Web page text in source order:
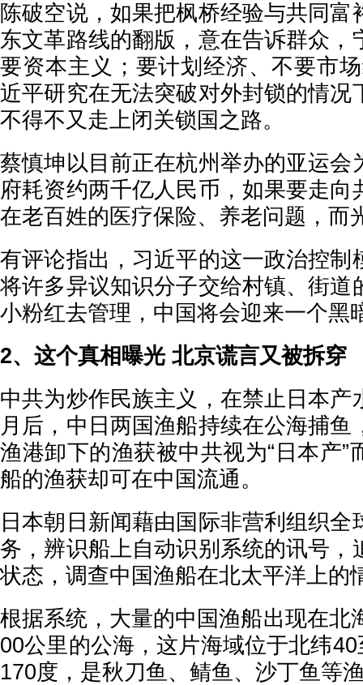
陈破空说，如果把枫桥经验与共同富
东文革路线的翻版，意在告诉群众，
要资本主义；要计划经济、不要市
近平研究在无法突破对外封锁的情况
不得不又走上闭关锁国之路。
蔡慎坤以目前正在杭州举办的亚运会
府耗资约两千亿人民币，如果要走向
在老百姓的医疗保险、养老问题，而
有评论指出，习近平的这一政治控制
将许多异议知识分子交给村镇、街道
小粉红去管理，中国将会迎来一个黑
2、这个真相曝光 北京谎言又被拆穿
中共为炒作民族主义，在禁止日本产
月后，中日两国渔船持续在公海捕鱼
渔港卸下的渔获被中共视为“日本产”
船的渔获却可在中国流通。
日本朝日新闻藉由国际非营利组织全
务，辨识船上自动识别系统的讯号，
状态，调查中国渔船在北太平洋上的
根据系统，大量的中国渔船出现在北
00公里的公海，这片海域位于北纬
170度，是秋刀鱼、鲭鱼、沙丁鱼